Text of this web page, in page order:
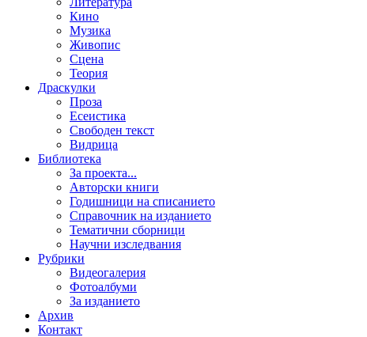
Кино
Музика
Живопис
Сцена
Теория
Драскулки
Проза
Есеистика
Свободен текст
Видрица
Библиотека
За проекта...
Авторски книги
Годишници на списанието
Справочник на изданието
Тематични сборници
Научни изследвания
Рубрики
Видеогалерия
Фотоалбуми
За изданието
Архив
Контакт